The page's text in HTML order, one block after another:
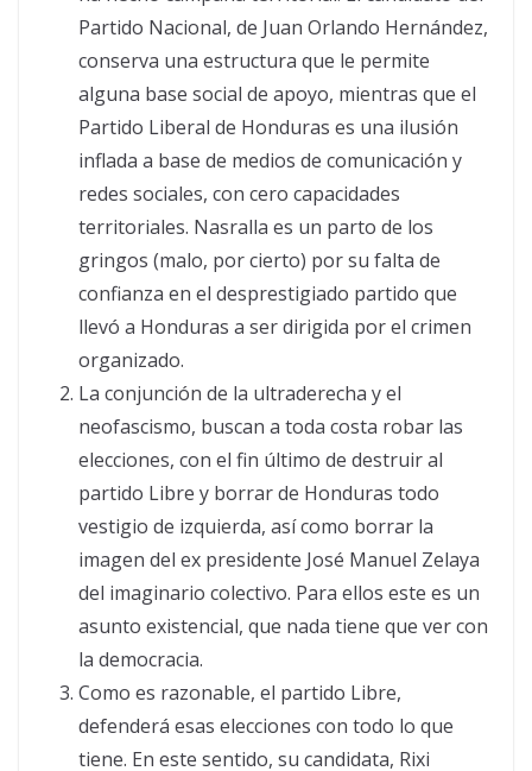
Partido Nacional, de Juan Orlando Hernández,
conserva una estructura que le permite
alguna base social de apoyo, mientras que el
Partido Liberal de Honduras es una ilusión
inflada a base de medios de comunicación y
redes sociales, con cero capacidades
territoriales. Nasralla es un parto de los
gringos (malo, por cierto) por su falta de
confianza en el desprestigiado partido que
llevó a Honduras a ser dirigida por el crimen
organizado.
La conjunción de la ultraderecha y el
neofascismo, buscan a toda costa robar las
elecciones, con el fin último de destruir al
partido Libre y borrar de Honduras todo
vestigio de izquierda, así como borrar la
imagen del ex presidente José Manuel Zelaya
del imaginario colectivo. Para ellos este es un
asunto existencial, que nada tiene que ver con
la democracia.
Como es razonable, el partido Libre,
defenderá esas elecciones con todo lo que
tiene. En este sentido, su candidata, Rixi